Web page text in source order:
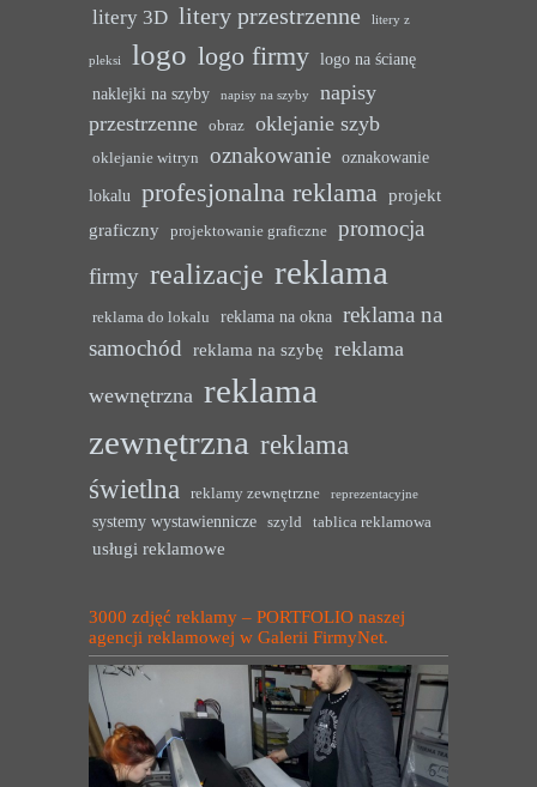
litery 3D litery przestrzenne litery z
pleksi logo logo firmy logo na ścianę
naklejki na szyby
napisy na szyby
napisy
przestrzenne
obraz oklejanie szyb
oklejanie witryn oznakowanie oznakowanie
lokalu profesjonalna reklama projekt
graficzny
projektowanie graficzne
promocja
firmy realizacje reklama
reklama do lokalu reklama na okna reklama na
samochód reklama na szybę reklama
wewnętrzna reklama
zewnętrzna reklama
świetlna
reklamy zewnętrzne reprezentacyjne
systemy wystawiennicze szyld tablica reklamowa
usługi reklamowe
3000 zdjęć reklamy – PORTFOLIO naszej
agencji reklamowej w Galerii FirmyNet.